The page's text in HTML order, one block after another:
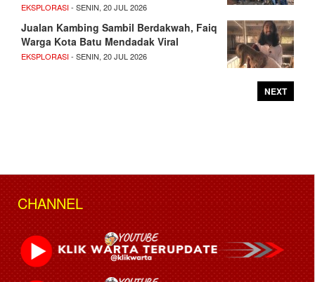
EKSPLORASI- SENIN, 20 JUL 2026
Jualan Kambing Sambil Berdakwah, Faiq
Warga Kota Batu Mendadak Viral
EKSPLORASI- SENIN, 20 JUL 2026
NEXT
CHANNEL